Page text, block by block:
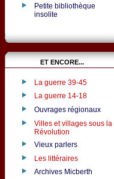
Petite bibliothèque
insolite
ET ENCORE...
La guerre 39-45
La guerre 14-18
Ouvrages régionaux
Villes et villages sous la
Révolution
Vieux parlers
Les littéraires
Archives Micberth